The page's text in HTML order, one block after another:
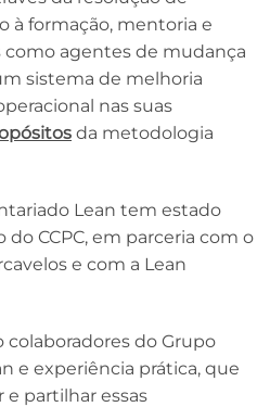
à formação, mentoria e
como agentes de mudança
sistema de melhoria
nas suas
da metodologia
Lean tem estado
CCPC, em parceria com o
e com a Lean
colaboradores do Grupo
e experiência prática, que
partilhar essas